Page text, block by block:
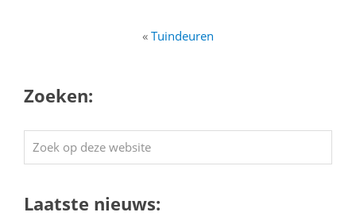
« Tuindeuren
Zoeken:
Zoek
op
website
Laatste nieuws: